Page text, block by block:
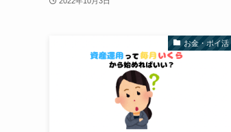
お金・ポイ活